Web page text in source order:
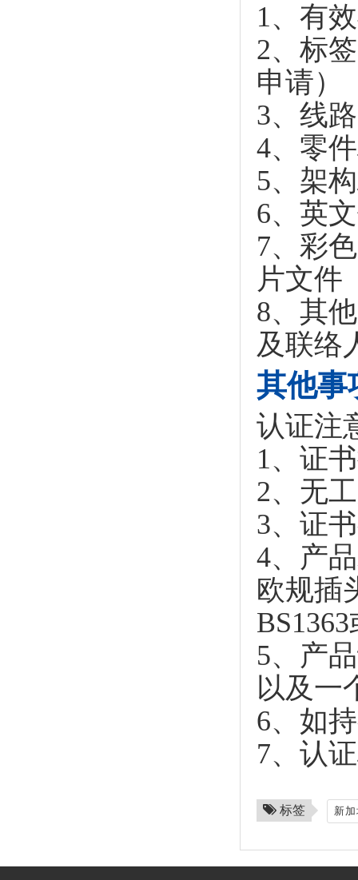
1、有
2、标
申请）
3、线
4、零
5、架
6、英
7、彩
片文件
8、其
及联络
其他事
认证注
1、证
2、无
3、证
4、产
欧规插
5、产
以及一
6、如
7、认
标签 新